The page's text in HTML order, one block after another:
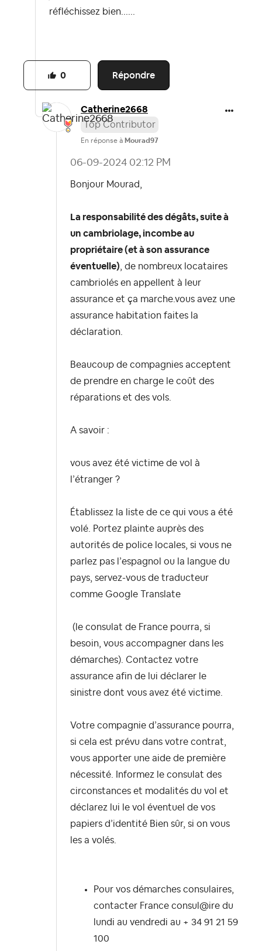
réfléchissez bien......
Répondre
0
Catherine2668
Top Contributor
En réponse à Mourad97
‎06-09-2024 02:12 PM
Bonjour Mourad,
La responsabilité des dégâts, suite à
un cambriolage, incombe au
propriétaire (et à son assurance
éventuelle), de nombreux locataires
cambriolés en appellent à leur
assurance et ça marche.vous avez une
assurance habitation faites la
déclaration.
Beaucoup de compagnies acceptent
de prendre en charge le coût des
réparations et des vols.
A savoir :
vous avez été victime de vol à
l’étranger ?
Établissez la liste de ce qui vous a été
volé. Portez plainte auprès des
autorités de police locales, si vous ne
parlez pas l’espagnol ou la langue du
pays, servez-vous de traducteur
comme Google Translate
(le consulat de France pourra, si
besoin, vous accompagner dans les
démarches). Contactez votre
assurance afin de lui déclarer le
sinistre dont vous avez été victime.
Votre compagnie d’assurance pourra,
si cela est prévu dans votre contrat,
vous apporter une aide de première
nécessité. Informez le consulat des
circonstances et modalités du vol et
déclarez lui le vol éventuel de vos
papiers d’identité Bien sûr, si on vous
les a volés.
Pour vos démarches consulaires,
contacter France consul@ire du
lundi au vendredi au + 34 91 21 59
100